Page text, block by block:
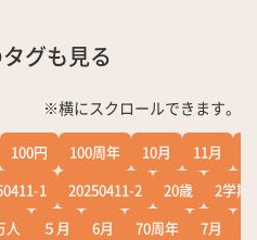
グも見る
※横にスクロールできます。
100円 100周年 10月 11月
1 20250411-2 20歳
2学期
人 ５月 6月 70周年 7月